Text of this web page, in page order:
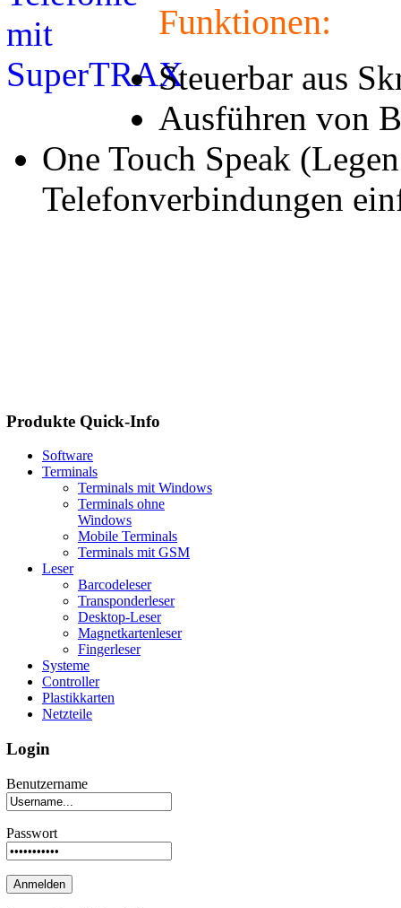
Funktionen:
Steuerbar aus
Ausführen von
One Touch Speak
Telefonverbindungen
Produkte Quick-Info
Software
Terminals
Terminals mit Windows
Terminals ohne
Windows
Mobile Terminals
Terminals mit GSM
Leser
Barcodeleser
Transponderleser
Desktop-Leser
Magnetkartenleser
Fingerleser
Systeme
Controller
Plastikkarten
Netzteile
Login
Benutzername
Passwort
Anmelden